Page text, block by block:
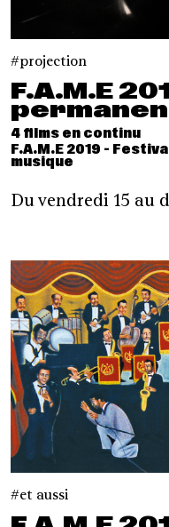
projection
F.A.M.E
4 films en continu
F.A.M.E 2019 -
musique
Du vendredi 15 au
et aussi